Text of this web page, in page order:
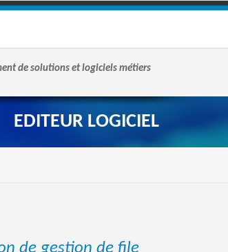
de solutions et logiciels métiers
EDITEUR LOGICIEL
de gestion de file